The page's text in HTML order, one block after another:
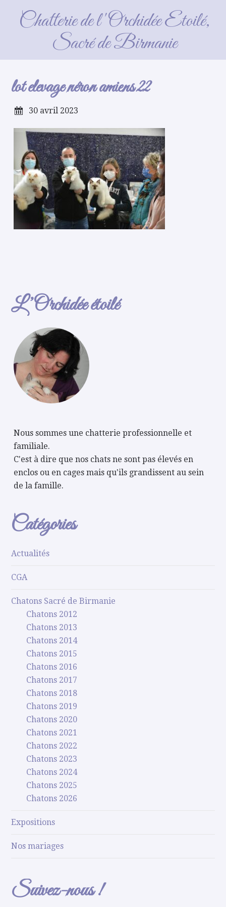
Chatterie de l'Orchidée Etoilé,
Sacré de Birmanie
lot elevage néron amiens 22
lot elevage néron amiens 22
30 avril 2023
L’Orchidée étoilé
Nous sommes une chatterie professionnelle et
familiale.
C'est à dire que nos chats ne sont pas élevés en
enclos ou en cages mais qu'ils grandissent au sein
de la famille.
Catégories
Actualités
CGA
Chatons Sacré de Birmanie
Chatons 2012
Chatons 2013
Chatons 2014
Chatons 2015
Chatons 2016
Chatons 2017
Chatons 2018
Chatons 2019
Chatons 2020
Chatons 2021
Chatons 2022
Chatons 2023
Chatons 2024
Chatons 2025
Chatons 2026
Expositions
Nos mariages
Suivez-nous !